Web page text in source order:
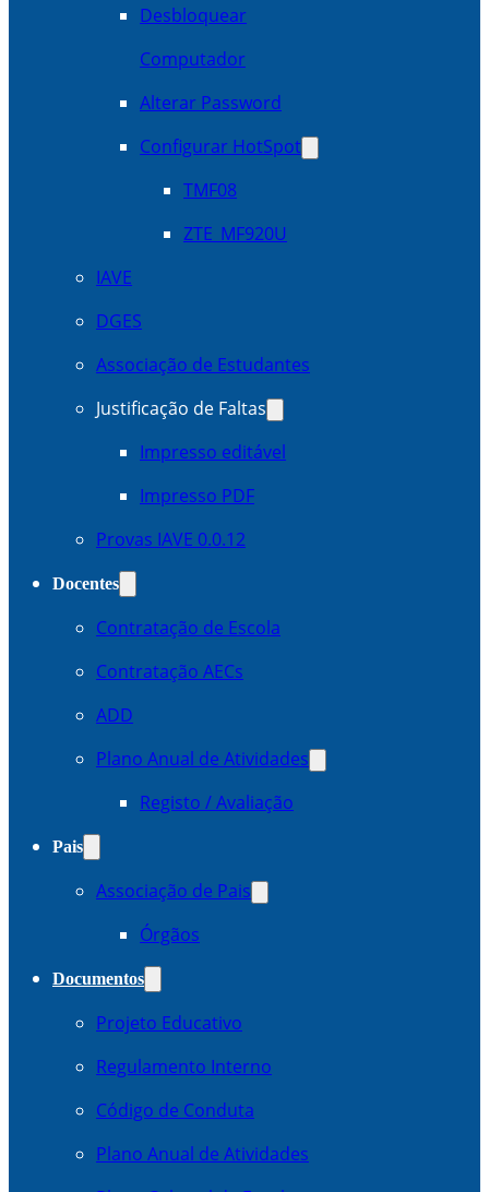
Desbloquear
Computador
Alterar Password
Configurar HotSpot
TMF08
ZTE_MF920U
IAVE
DGES
Associação de Estudantes
Justificação de Faltas
Impresso editável
Impresso PDF
Provas IAVE 0.0.12
Docentes
Contratação de Escola
Contratação AECs
ADD
Plano Anual de Atividades
Registo / Avaliação
Pais
Associação de Pais
Órgãos
Documentos
Projeto Educativo
Regulamento Interno
Código de Conduta
Plano Anual de Atividades